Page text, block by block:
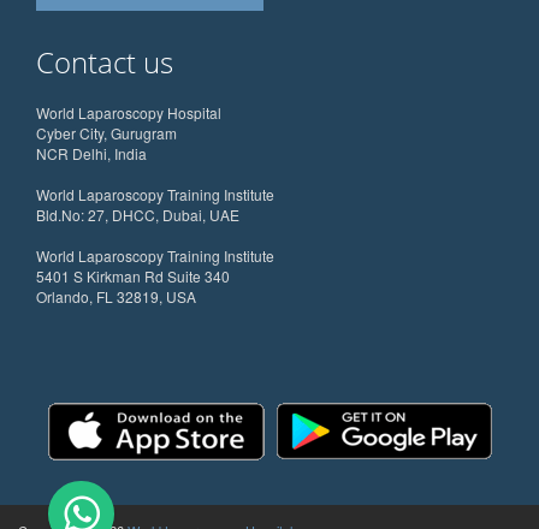
Contact us
World Laparoscopy Hospital
Cyber City, Gurugram
NCR Delhi, India
World Laparoscopy Training Institute
Bld.No: 27, DHCC, Dubai, UAE
World Laparoscopy Training Institute
5401 S Kirkman Rd Suite 340
Orlando, FL 32819, USA